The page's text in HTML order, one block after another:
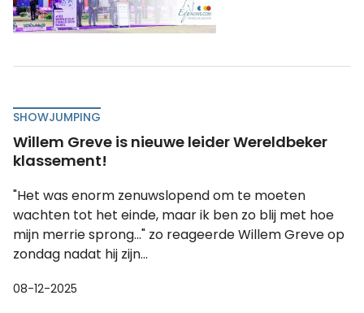
SHOWJUMPING
Willem Greve is nieuwe leider Wereldbeker
klassement!
"Het was enorm zenuwslopend om te moeten
wachten tot het einde, maar ik ben zo blij met hoe
mijn merrie sprong..." zo reageerde Willem Greve op
zondag nadat hij zijn...
08-12-2025